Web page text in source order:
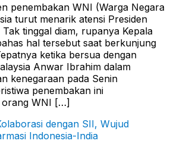
penembakan WNI (Warga Negara
turut menarik atensi Presiden
tinggal diam, rupanya Kepala
hal tersebut saat berkunjung
ketika bersua dengan
Anwar Ibrahim dalam
kenegaraan pada Senin
penembakan ini
orang WNI […]